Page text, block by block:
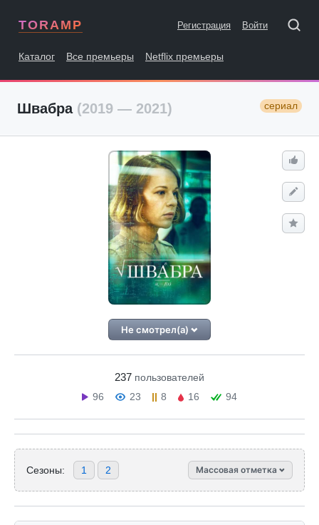
TORAMP Регистрация Войти
Каталог Все премьеры Netflix премьеры
Швабра (2019 — 2021) сериал
Не смотрел(а)
237 пользователей
96
23 8 16 94
Сезоны: 1 2 Массовая отметка